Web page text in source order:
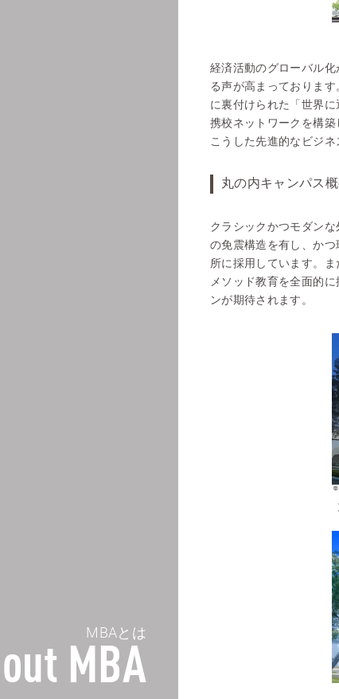
MBAとは
MBA
経済活動のグローバル
る声が高まっておりま
に裏付けられた「世界
携校ネットワークを構
こうした先進的なビジ
丸の内キャンパス
クラシックかつモダン
の免震構造を有し、か
所に採用しています。
メソッド教育を全面的
ンが期待されます。